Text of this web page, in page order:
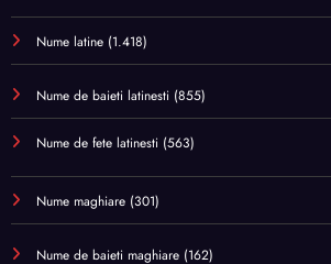
Nume latine (1.418)
Nume de baieti latinesti (855)
Nume de fete latinesti (563)
Nume maghiare (301)
Nume de baieti maghiare (162)